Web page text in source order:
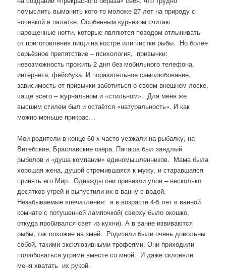
помыслить выманить кого-то моложе 27 лет на природу с
ночёвкой в палатке. Особенным курьёзом считаю
нарощенные ногти, которые являются поводом отлынивать
от приготовления пищи на костре или чистки рыбы. Но более
серьёзное препятствие – психология, привычки:
невозможность прожить 2 дня без мобильного телефона,
интернета, фейсбука. И поразительное самолюбование,
зависимость от привычки заботиться о своем внешнем лоске,
чаще всего – журнальном и «стильном». Для меня же
высшим стилем был и остаётся «натуральность». И как
можно меньше прикрас…
Мои родители в конце 60-х часто уезжали на рыбалку, на
Витебские, Браславские озёра. Папаша был заядлый
рыболов и «душа компании» единомышленников. Мама была
хорошая жена, душой стремившаяся к мужу, и старавшаяся
принять его Мир. Однажды они привезли улов – несколько
десятков угрей и выпустили их в ванну с водой.
Незабываемые впечатления: я в возрасте 4-5 лет в ванной
комнате с потушенной лампочкой( сверху было окошко,
откуда пробивался свет из кухни). А в ванне извиваются
рыбы, так похожие на змей. Родители были очень довольны
собой, такими эксклюзивными трофеями. Они приходили
полюбоваться угрями вместе со мной. И даже склоняли
меня хватать их рукой.